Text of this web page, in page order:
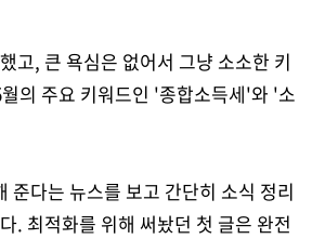
고, 큰 욕심은 없어서 그냥 소소한 키
의 주요 키워드인 '종합소득세'와 '소
준다는 뉴스를 보고 간단히 소식 정리
. 최적화를 위해 써놨던 첫 글은 완전